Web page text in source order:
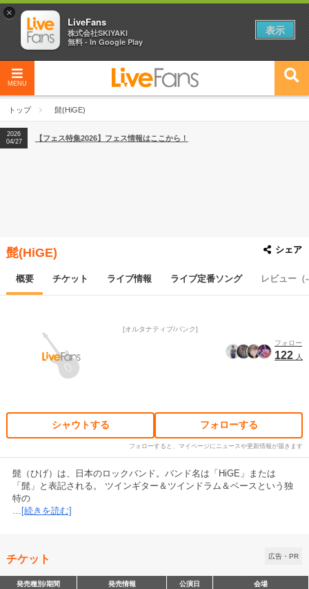
MENU
トップ 髭(HiGE)
2026
04/27
2026
【ライブ動員ランキング】2026年上半期編発表！
2026
04/27
【フェス特集2026】フェス情報はここから！
髭(HiGE) シェア
概要 チケット ライブ情報 ライブ定番ソング レビュー（
オルタナティブ/パンク
フォロー
122 人
シャウトする フォローする
フォローすると、マイページにニュースや更新情報が届きます
髭（ひげ）は、日本のロックバンド。バンド名は「HiGE」または
「髭」と表記される。 ツインギター＆ツインドラム＆ベースという独
特の
… [続きを読む]
チケット 広告・PR
発売種別/期間 発売情報 公演日 会場
×
LiveFans
株式会社SKIYAKI
無料 - In Google Play
表示